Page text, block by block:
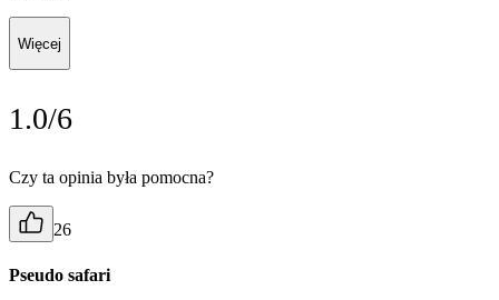
Więcej
1.0/6
Czy ta opinia była pomocna?
26
Pseudo safari